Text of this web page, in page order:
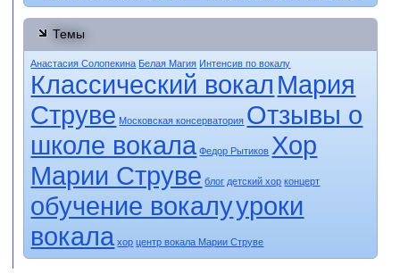
Темы
Анастасия Солопекина Белая Магия Интенсив по вокалу
Классический вокал Мария
Струве Московская консерватория Отзывы о
школе вокала Федор Рытиков Хор
Марии Струве блог детский хор концерт
обучение вокалууроки
вокала хор центр вокала Марии Струве